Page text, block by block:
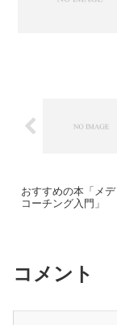
おすすめの本「メ
コーチング入門」
コメント